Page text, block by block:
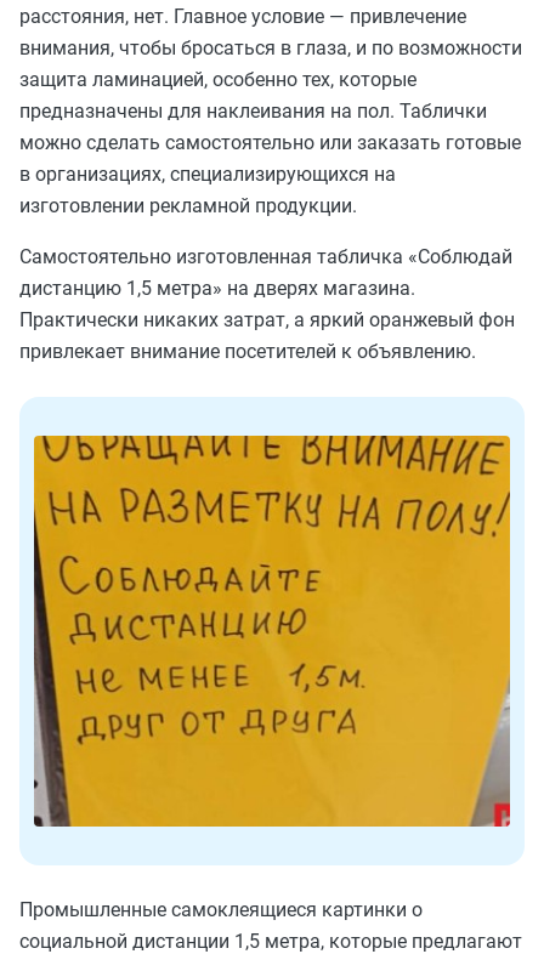
расстояния, нет. Главное условие — привлечение
внимания, чтобы бросаться в глаза, и по возможности
защита ламинацией, особенно тех, которые
предназначены для наклеивания на пол. Таблички
можно сделать самостоятельно или заказать готовые
в организациях, специализирующихся на
изготовлении рекламной продукции.
Самостоятельно изготовленная табличка «Соблюдай
дистанцию 1,5 метра» на дверях магазина.
Практически никаких затрат, а яркий оранжевый фон
привлекает внимание посетителей к объявлению.
Промышленные самоклеящиеся картинки о
социальной дистанции 1,5 метра, которые предлагают